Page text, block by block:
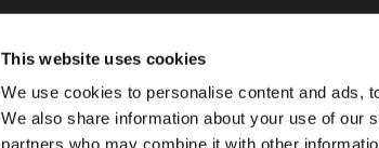
This website uses cookies
We use cookies to personalise content and ads,
We also share information about your use of our
partners who may combine it with other